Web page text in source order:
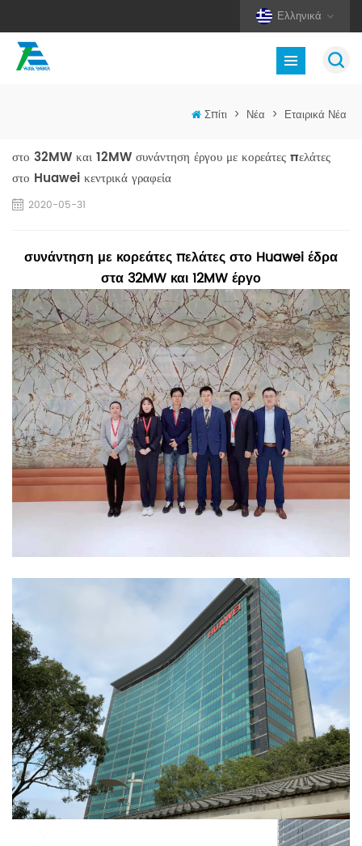
Ελληνικά
Σπίτι > Νέα > Εταιρικά Νέα
στο 32MW και 12MW συνάντηση έργου με κορεάτες πελάτες
στο Huawei κεντρικά γραφεία
2020-05-31
συνάντηση με κορεάτες πελάτες στο Huawei έδρα
στα 32MW και 12MW έργο